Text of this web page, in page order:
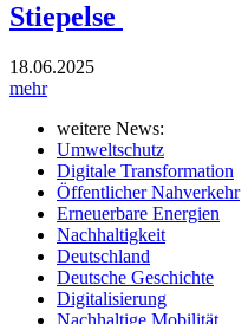
Stiepelse
18.06.2025
mehr
weitere News:
Umweltschutz
Digitale Transformation
Öffentlicher Nahverkehr
Erneuerbare Energien
Nachhaltigkeit
Deutschland
Deutsche Geschichte
Digitalisierung